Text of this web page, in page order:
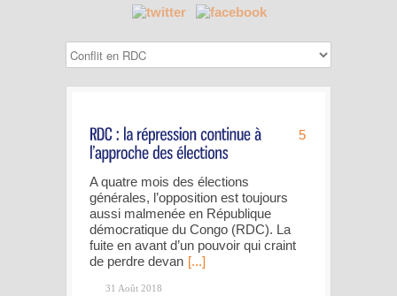
5
A quatre mois des élections
générales, l’opposition est toujours
aussi malmenée en République
démocratique du Congo (RDC). La
fuite en avant d’un pouvoir qui craint
de perdre devan [...]
31 Août 2018